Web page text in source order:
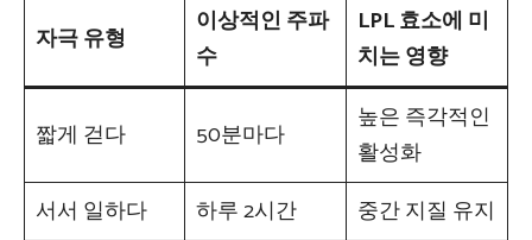
자극 유형
이상적인 주파
수
LPL 효소에 미
치는 영향
짧게 걷다 50분마다
높은 즉각적인
활성화
서서 일하다
하루 2시간
중간 지질 유지